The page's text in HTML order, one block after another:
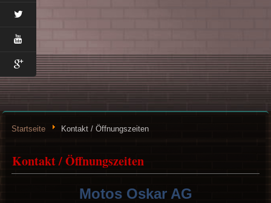
Startseite Kontakt / Öffnungszeiten
Kontakt / Öffnungszeiten
Motos Oskar AG